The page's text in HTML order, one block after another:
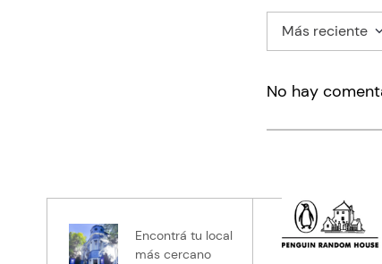
Título
Tu nombre
Más reciente
No hay
Encontrá tu local
más cercano